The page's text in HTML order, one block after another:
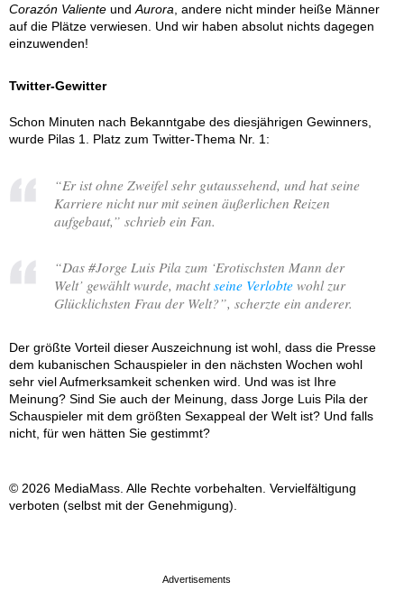
Corazón Valiente und Aurora , andere nicht minder heiße Männer
auf die Plätze verwiesen. Und wir haben absolut nichts dagegen
einzuwenden!
Twitter-Gewitter
Schon Minuten nach Bekanntgabe des diesjährigen Gewinners,
wurde Pilas 1. Platz zum Twitter-Thema Nr. 1:
“Er ist ohne Zweifel sehr gutaussehend, und hat seine
Karriere nicht nur mit seinen äußerlichen Reizen
aufgebaut,” schrieb ein Fan.
“Das #Jorge Luis Pila zum ‘Erotischsten Mann der
Welt’ gewählt wurde, machtseine Verlobte wohl zur
Glücklichsten Frau der Welt?”, scherzte ein anderer.
Der größte Vorteil dieser Auszeichnung ist wohl, dass die Presse
dem kubanischen Schauspieler in den nächsten Wochen wohl
sehr viel Aufmerksamkeit schenken wird. Und was ist Ihre
Meinung? Sind Sie auch der Meinung, dass Jorge Luis Pila der
Schauspieler mit dem größten Sexappeal der Welt ist? Und falls
nicht, für wen hätten Sie gestimmt?
© 2026 MediaMass. Alle Rechte vorbehalten. Vervielfältigung
verboten (selbst mit der Genehmigung).